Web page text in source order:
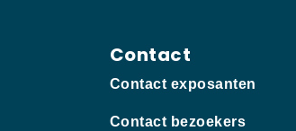
Contact
Contact exposanten
Contact bezoekers